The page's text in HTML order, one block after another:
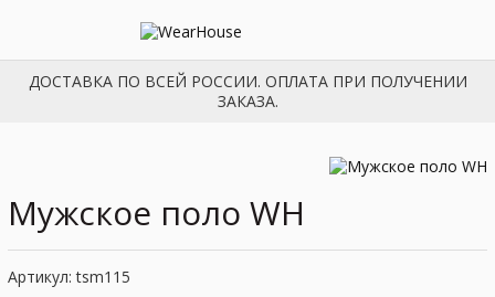
ДОСТАВКА ПО ВСЕЙ РОССИИ. ОПЛАТА ПРИ ПОЛУЧЕНИИ
ЗАКАЗА.
Мужское поло WH
Артикул: tsm115